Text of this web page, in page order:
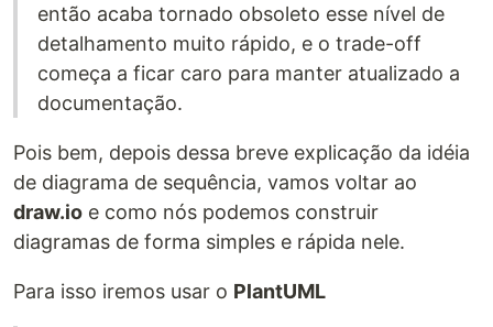
então acaba tornado obsoleto esse nível de
detalhamento muito rápido, e o trade-off
começa a ficar caro para manter atualizado a
documentação.
Pois bem, depois dessa breve explicação da idéia
de diagrama de sequência, vamos voltar ao
draw.io e como nós podemos construir
diagramas de forma simples e rápida nele.
Para isso iremos usar o PlantUML